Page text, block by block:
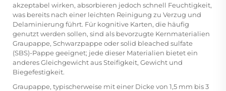
akzeptabel wirken, absorbieren jedoch schnell Feuchtigkeit,
was bereits nach einer leichten Reinigung zu Verzug und
Delaminierung führt. Für kognitive Karten, die häufig
genutzt werden sollen, sind als bevorzugte Kernmaterialien
Graupappe, Schwarzpappe oder solid bleached sulfate
(SBS)-Pappe geeignet; jede dieser Materialien bietet ein
anderes Gleichgewicht aus Steifigkeit, Gewicht und
Biegefestigkeit.
Graupappe, typischerweise mit einer Dicke von 1,5 mm bis 3